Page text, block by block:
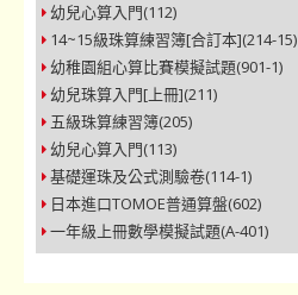
幼兒心算入門(112)
14~15級珠算練習簿[合訂本](214-15)
幼稚園組心算比賽模擬試題(901-1)
幼兒珠算入門[上冊](211)
五級珠算練習簿(205)
幼兒心算入門(113)
基礎運珠及公式測驗卷(114-1)
日本進口TOMOE普通算盤(602)
一年級上冊數學模擬試題(A-401)